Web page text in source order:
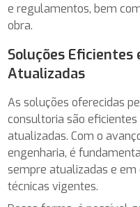
e regulamentos, bem
obra.
Soluções Eficientes
Atualizadas
As soluções oferecidas
consultoria são
atualizadas. Com o
engenharia, é
sempre atualizadas e
técnicas vigentes.